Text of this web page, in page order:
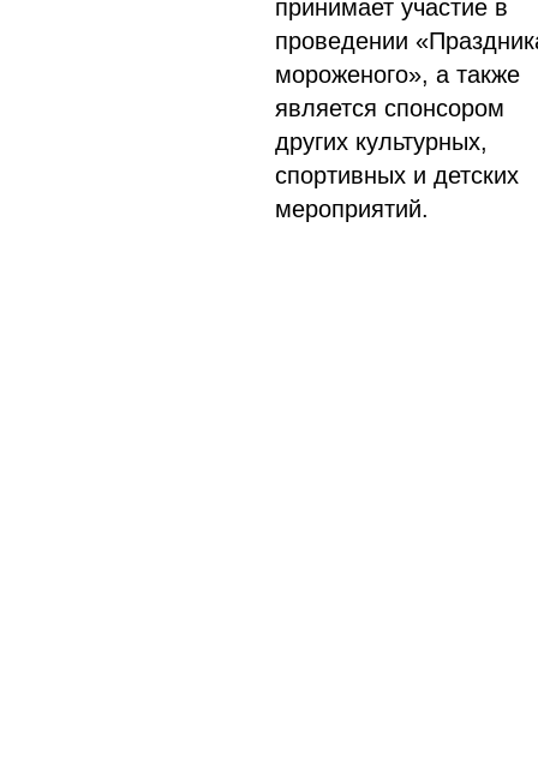
принимает участие в
проведении
мороженого», а также
является спонсором
других культурных,
спортивных и детских
мероприятий.